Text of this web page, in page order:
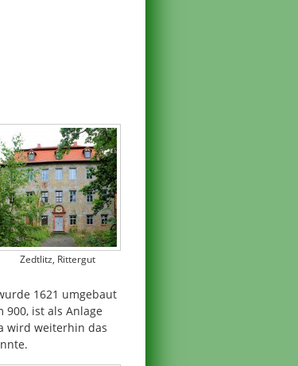
Zedtlitz, Rittergut
1621 umgebaut
900, ist als Anlage
wird weiterhin das